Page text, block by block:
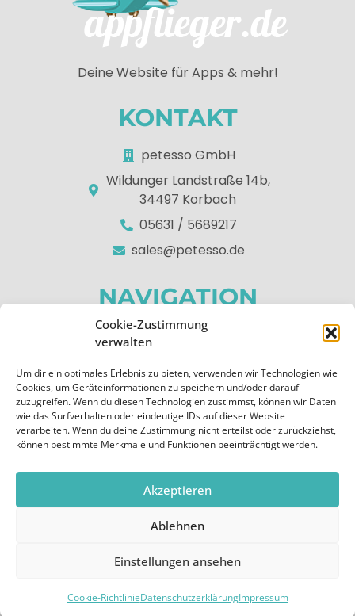
Cookie-Zustimmung
verwalten
Um dir ein optimales Erlebnis zu bieten, verwenden wir Technologien wie
Cookies, um Geräteinformationen zu speichern und/oder darauf
zuzugreifen. Wenn du diesen Technologien zustimmst, können wir Daten
wie das Surfverhalten oder eindeutige IDs auf dieser Website
verarbeiten. Wenn du deine Zustimmung nicht erteilst oder zurückziehst,
können bestimmte Merkmale und Funktionen beeinträchtigt werden.
Akzeptieren
Ablehnen
Einstellungen ansehen
Cookie-RichtlinieDatenschutzerklärungImpressum
Deine Website für Apps & mehr!
KONTAKT
petesso GmbH
Wildunger Landstraße 14b,
34497 Korbach
05631 / 5689217
sales@petesso.de
NAVIGATION
Home
Apps
Kontakt
RECHTLICHES
Impressum
Copyright © 2026 by appflieger.de